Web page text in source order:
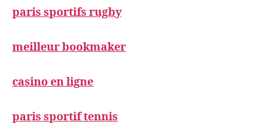
paris sportifs rugby
meilleur bookmaker
casino en ligne
paris sportif tennis